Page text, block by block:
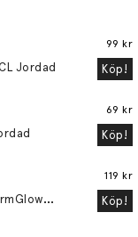
Jordad
99 kr
Köp!
69 kr
Köp!
L
ED Classic Klot 3,4W (=40W) WarmGlow Frostad E27
119 kr
Köp!